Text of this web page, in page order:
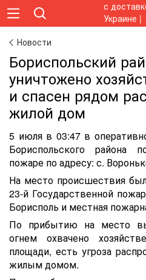
Новости
Бориспольский
уничтожено
и спасен рядом
жилой дом
5 июля в 03:47 в
Бориспольского района
пожаре по адресу: с.
На место происшествия
23-й Государственной
Борисполь и местная
По прибытию на место
огнем охвачено
площади, есть угроза
жилым домом.